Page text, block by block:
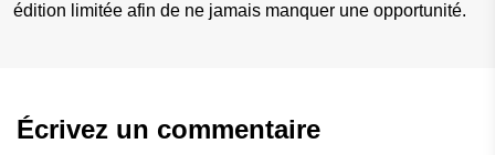
édition limitée afin de ne jamais manquer une opportunité.
Écrivez un commentaire